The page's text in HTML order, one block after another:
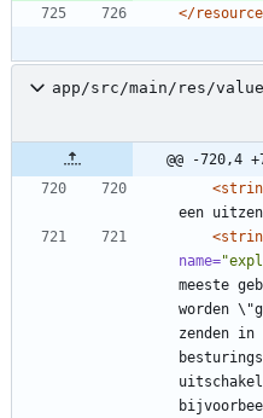
</
app/src/main/res/
@@ -720,4
een
name=
meeste
worden
zenden